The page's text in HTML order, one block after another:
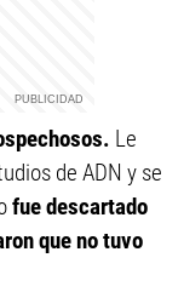
Le
de ADN y se
fue descartado
que no tuvo